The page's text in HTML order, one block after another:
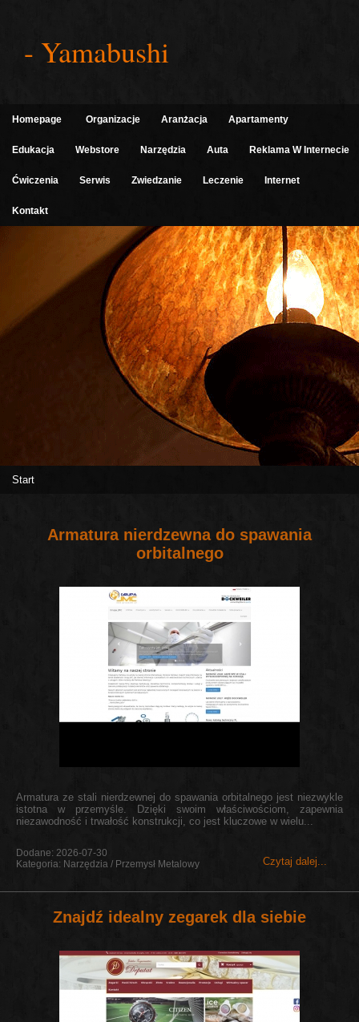
- Yamabushi
Homepage Organizacje Aranżacja Apartamenty
Edukacja Webstore Narzędzia Auta Reklama W Internecie
Ćwiczenia Serwis Zwiedzanie Leczenie Internet
Kontakt
Start
Armatura nierdzewna do spawania
orbitalnego
Armatura ze stali nierdzewnej do spawania orbitalnego jest niezwykle
istotna w przemyśle. Dzięki swoim właściwościom, zapewnia
niezawodność i trwałość konstrukcji, co jest kluczowe w wielu...
Czytaj dalej...
Dodane: 2026-07-30
Kategoria: Narzędzia / Przemysł Metalowy
Znajdź idealny zegarek dla siebie